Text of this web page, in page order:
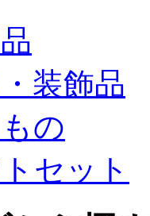
装飾品
の
セット